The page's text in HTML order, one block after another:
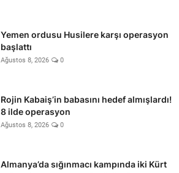
Yemen ordusu Husilere karşı operasyon
başlattı
Ağustos 8, 2026 0
Rojin Kabaiş’in babasını hedef almışlardı!
8 ilde operasyon
Ağustos 8, 2026 0
Almanya’da sığınmacı kampında iki Kürt